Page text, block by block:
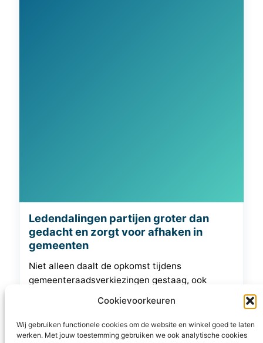
Cookievoorkeuren
Wij gebruiken functionele cookies om de website en winkel goed te laten
werken. Met jouw toestemming gebruiken we ook analytische cookies
Ledendalingen partijen groter dan
gedacht en zorgt voor afhaken in
gemeenten
Niet alleen daalt de opkomst tijdens
gemeenteraadsverkiezingen gestaag, ook
om voldoende kandidaten te vinden om in alle
gemeenten deel te nemen aan de lokale
verkiezingen. En deze negatieve trend zal zich